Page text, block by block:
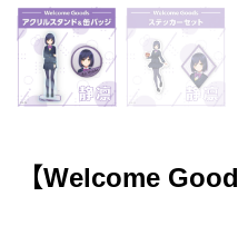
【Welcome